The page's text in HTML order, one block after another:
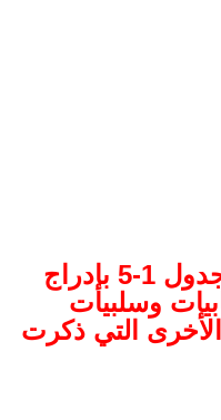
استنتج توسع في الجدول 1-5 بإدراج
وسلبيات
التي ذكرت